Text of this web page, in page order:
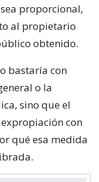
proporcional,
al propietario
obtenido.
bastaría con
o la
sino que el
con
qué esa medida